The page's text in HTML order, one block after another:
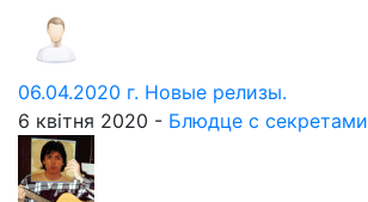
06.04.2020 г. Новые релизы.
6 квітня 2020 - Блюдце с секретами